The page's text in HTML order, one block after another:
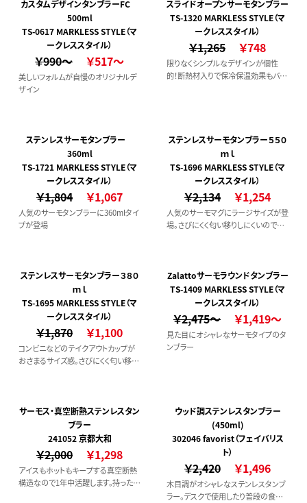
カスタムデザインタンブラーFC
500ml
TS-0617 MARKLESS STYLE（マ
ークレススタイル）
￥990～ ￥517～
美しいフォルムが自慢のオリジナルデ
ザイン
スライドオープンサーモタンブラー
TS-1320 MARKLESS STYLE（マ
ークレススタイル）
￥1,265 ￥748
限りなくシンプルなデザインが個性
的！断熱材入りで保冷保温効果もバツ
ステンレスサーモタンブラー
360ml
TS-1721 MARKLESS STYLE（マ
ークレススタイル）
￥1,804 ￥1,067
人気のサーモタンブラーに360mlタイ
プが登場
ステンレスサーモタンブラー５５０
ｍｌ
TS-1696 MARKLESS STYLE（マ
ークレススタイル）
￥2,134 ￥1,254
人気のサーモマグにラージサイズが登
場。さびにくく匂い移りしにくいのでい
ステンレスサーモタンブラー３８０
ｍｌ
TS-1695 MARKLESS STYLE（マ
ークレススタイル）
￥1,870 ￥1,100
コンビニなどのテイクアウトカップが
おさまるサイズ感。さびにくく匂い移り
Zalattoサーモラウンドタンブラー
TS-1409 MARKLESS STYLE（マ
ークレススタイル）
￥2,475～ ￥1,419～
見た目にオシャレなサーモタイプのタ
ンブラー
サーモス・真空断熱ステンレスタン
ブラー
241052 京都大和
￥2,000 ￥1,298
アイスもホットもキープする真空断熱
構造なので1年中活躍します。持った時
ウッド調ステンレスタンブラー
(450ml)
302046 favorist（フェイバリス
ト）
￥2,420 ￥1,496
木目調がオシャレなステンレスタンブ
ラー。デスクで使用したり普段の食事